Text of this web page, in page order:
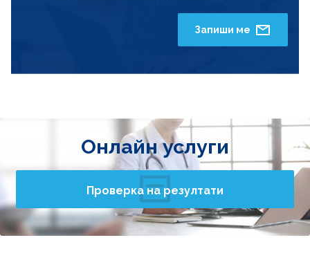
Запиши ме
Онлайн услуги
Проверка на резултати